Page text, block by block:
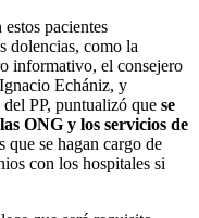
pacientes
dolencias, como la
informativo, el consejero
Echániz, y
PP, puntualizó que se
ONG y los servicios de
que se hagan cargo de
con los hospitales si